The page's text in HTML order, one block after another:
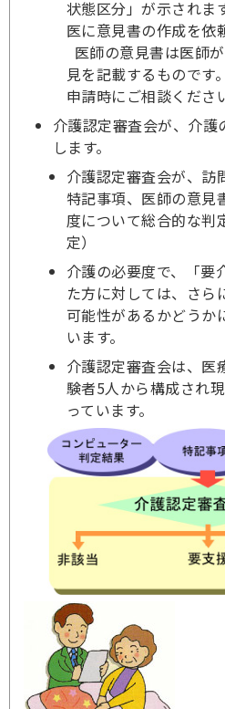
状態区分」が示されま
医に意見書の作成を依
医師の意見書は医師
見を記載するものです
申請時にご相談くださ
介護認定審査会が、介
します。
介護認定審査会が、訪
特記事項、医師の意見
度について総合的な判
定）
介護の必要度で、「要
た方に対しては、さら
可能性があるかどうか
います。
介護認定審査会は、医
験者5人から構成され
っています。